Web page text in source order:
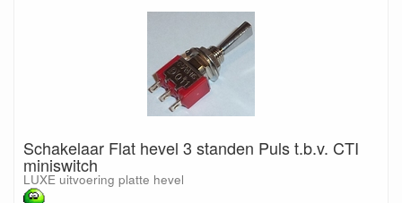
Schakelaar Flat hevel 3 standen Puls t.b.v. CTI
miniswitch
LUXE uitvoering platte hevel